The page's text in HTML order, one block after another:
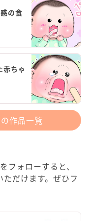
の食
赤ちゃ
作品一覧
ォローすると、
だけます。ぜひフ